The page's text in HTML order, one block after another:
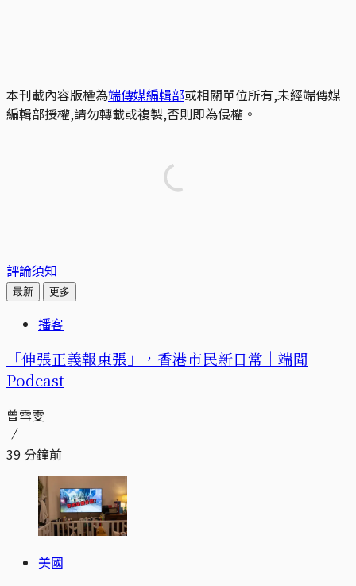
本刊載內容版權為端傳媒編輯部或相關單位所有,未經端傳媒
編輯部授權,請勿轉載或複製,否則即為侵權。
評論須知
最新 更多
播客
「伸張正義報東張」，香港市民新日常｜端聞
Podcast
曾雪雯
39 分鐘前
美國